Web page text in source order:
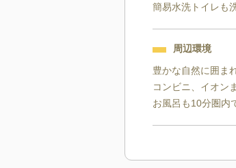
簡易水洗トイレも
周辺環境
豊かな自然に囲ま
コンビニ、イオン
お風呂も10分圏内